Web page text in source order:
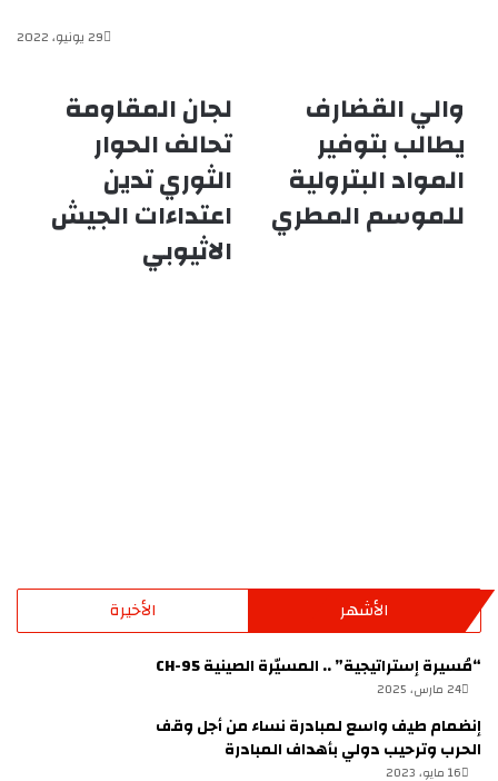
29 يونيو، 2022
لجان
المقاومة
تحالف
الحوار
الثوري
تدين
اعتداءات
الجيش
لجان المقاومة
تحالف الحوار
الثوري تدين
اعتداءات الجيش
الاثيوبي
والي
القضارف
يطالب
بتوفير
المواد
البترولية
والي القضارف
يطالب بتوفير
المواد البترولية
للموسم المطري
الأشهر الأخيرة
“مُسيرة إستراتيجية” .. المسيّرة الصينية CH-95
24 مارس، 2025
إنضمام طيف واسع لمبادرة نساء من أجل وقف
الحرب وترحيب دولي بأهداف المبادرة
16 مايو، 2023